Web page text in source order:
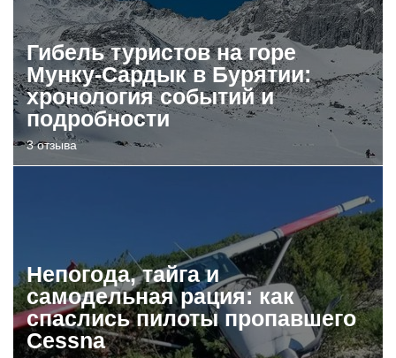
Гибель туристов на горе
Мунку-Сардык в Бурятии:
хронология событий и
подробности
3 отзыва
Непогода, тайга и
самодельная рация: как
спаслись пилоты пропавшего
Cessna